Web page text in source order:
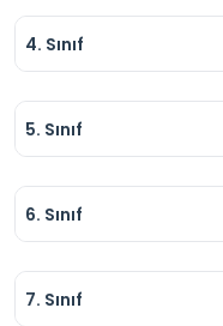
4. Sınıf
5. Sınıf
6. Sınıf
7. Sınıf